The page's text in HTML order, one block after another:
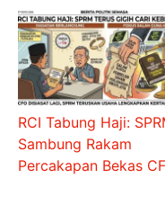
RCI Tabung Haji:
Sambung Rakam
Percakapan Bekas